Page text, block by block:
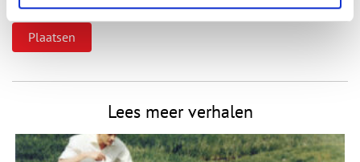
Vink dit aan als u op de hoogte gehouden wil worden.
Lees meer verhalen